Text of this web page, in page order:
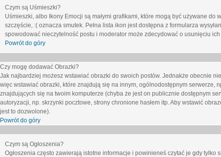
Czym są Uśmieszki?
Uśmieszki, albo Ikony Emocji są małymi grafikami, które mogą być używane
szczęście, :( oznacza smutek. Pełna lista ikon jest dostępna z formularza
spowodować nieczytelność postu i moderator może zdecydować o usunięciu ich
Powrót do góry
Czy mogę dodawać Obrazki?
Jak najbardziej możesz wstawiać obrazki do swoich postów. Jednakże obecnie
więc wstawiać obrazki, które znajdują się na innym, ogólnodostępnym serwerze,
znajdujących się na twoim komputerze (chyba że jest on publicznie dostępnym
autoryzacji, np. skrzynki pocztowe, strony chronione hasłem itp. Aby wstawić
jest to dozwolone).
Powrót do góry
Czym są Ogłoszenia?
Ogłoszenia często zawierają istotne informacje i powinieneś czytać je gdy